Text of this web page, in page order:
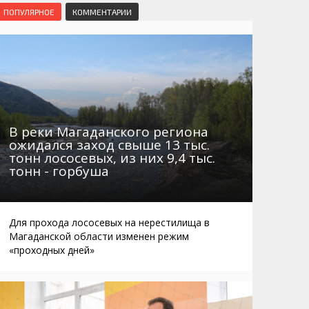
Маршруты. Улицы, остановки
Автобусы Магадан – Аэропорт
Таблица приливов отливов
Мошенники
Интернет
Браконьеры
ПОПУЛЯРНОЕ КОММЕНТАРИИ
В реки Магаданского региона
ожидался заход свыше 13 тыс.
тонн лососевых, из них 9,4 тыс.
тонн - горбуша
Для прохода лососевых на нерестилища в
Магаданской области изменен режим
«проходных дней»